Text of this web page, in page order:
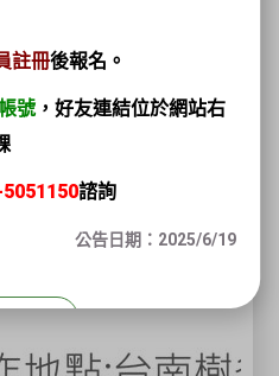
註冊後報名。
號， 好友連結位於網站右
諮詢
公告日期：2025/6/19